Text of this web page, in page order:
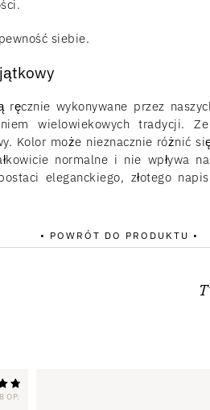
siebie.
ręcznie wykonywane przez
wielowiekowych tradycji.
Kolor może nieznacznie różnić
normalne i nie wpływa
eleganckiego, złotego
• POWRÓT DO PRODUKTU •
OP.
na